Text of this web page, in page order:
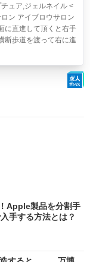
ュア,ジェルネイル <
ン アイブロウサロン
に直進して頂くと右手
断歩道を渡って右に進
Apple製品を分割手
手する方法とは？